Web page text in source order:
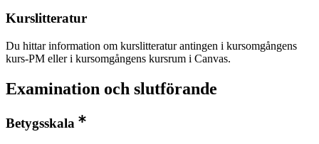
Kurslitteratur
Du hittar information om kurslitteratur antingen i kursomgångens
kurs-PM eller i kursomgångens kursrum i Canvas.
Examination och slutförande
Betygsskala